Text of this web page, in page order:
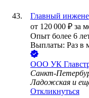
Главный
от 120 000 ₽ за
Опыт более 6
Выплаты: Раз в
ООО УК
Санкт-
Ладожская и
Откликнуться